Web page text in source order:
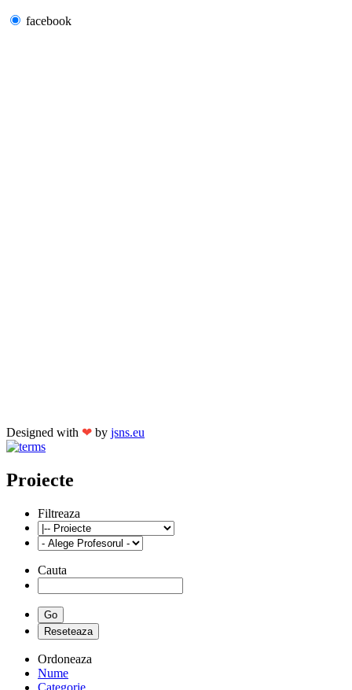
facebook
Designed with ❤ by jsns.eu
Proiecte
Filtreaza
Cauta
Ordoneaza
Nume
Categorie